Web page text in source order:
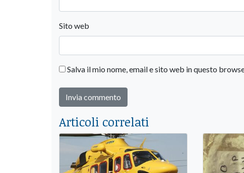
Sito web
Salva il mio nome, email e sito web in questo
Articoli correlati